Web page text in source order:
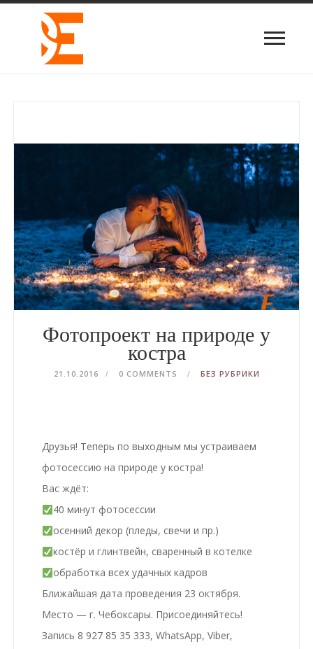
Фотопроект на природе у
костра
21.10.2016 0 COMMENTS БЕЗ РУБРИКИ
Друзья! Теперь по выходным мы устраиваем
фотосессию на природе у костра!
Вас ждёт:
40 минут фотосессии
осенний декор (пледы, свечи и пр.)
костёр и глинтвейн, сваренный в котелке
обработка всех удачных кадров
Ближайшая дата проведения 23 октября.
Место — г. Чебоксары. Присоединяйтесь!
Запись 8 927 85 35 333, WhatsApp, Viber,